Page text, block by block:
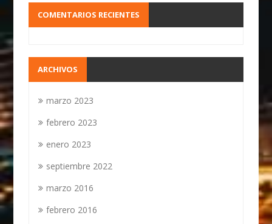
COMENTARIOS RECIENTES
ARCHIVOS
marzo 2023
febrero 2023
enero 2023
septiembre 2022
marzo 2016
febrero 2016